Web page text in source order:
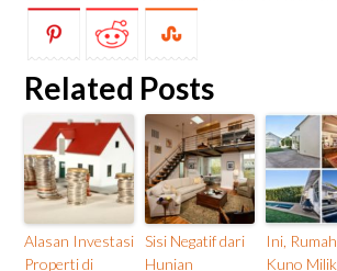
Related Posts
Alasan Investasi
Properti di
Sisi Negatif dari
Hunian
Ini, Rumah
Kuno Milik